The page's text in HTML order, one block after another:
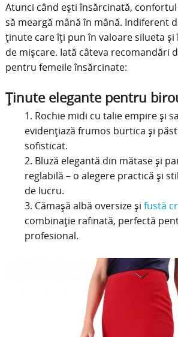
Atunci când ești însărcinată,
să meargă mână în mână. Indiferent
ținute care îți pun în valoare silueta
de mișcare. Iată câteva recomandări
pentru femeile însărcinate:
Ținute elegante pentru
Rochie midi cu talie empire și
evidențiază frumos burtica și
sofisticat.
Bluză elegantă din mătase și
reglabilă – o alegere practică și
de lucru.
Cămașă albă oversize și fustă
combinație rafinată, perfectă
profesional.